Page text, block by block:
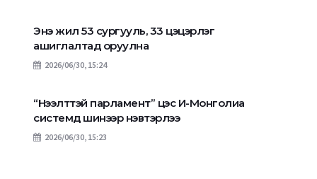
Энэ жил 53 сургууль, 33 цэцэрлэг
ашиглалтад оруулна
2026/06/30, 15:24
“Нээлттэй парламент” цэс И-Монголиа
системд шинээр нэвтэрлээ
2026/06/30, 15:23